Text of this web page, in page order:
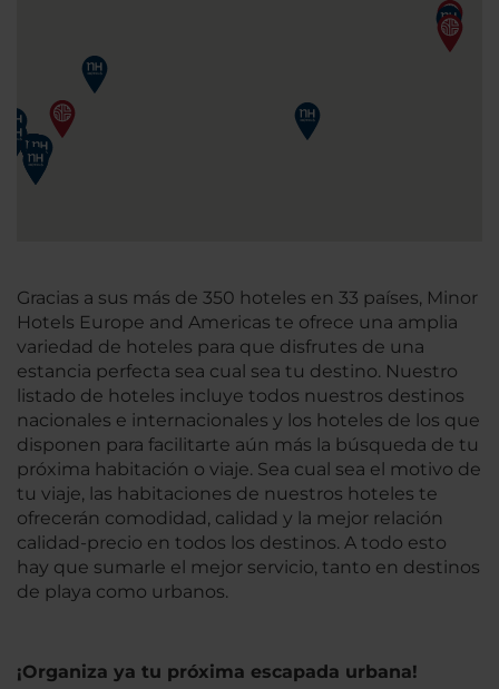
Gracias a sus más de 350 hoteles en 33 países, Minor
Hotels Europe and Americas te ofrece una amplia
variedad de hoteles para que disfrutes de una
estancia perfecta sea cual sea tu destino. Nuestro
listado de hoteles incluye todos nuestros destinos
nacionales e internacionales y los hoteles de los que
disponen para facilitarte aún más la búsqueda de tu
próxima habitación o viaje. Sea cual sea el motivo de
tu viaje, las habitaciones de nuestros hoteles te
ofrecerán comodidad, calidad y la mejor relación
calidad-precio en todos los destinos. A todo esto
hay que sumarle el mejor servicio, tanto en destinos
de playa como urbanos.
¡Organiza ya tu próxima escapada urbana!